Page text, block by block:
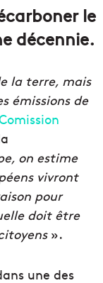
le
décennie.
la terre, mais
émissions de
on estime
vivront
pour
doit être
».
une des